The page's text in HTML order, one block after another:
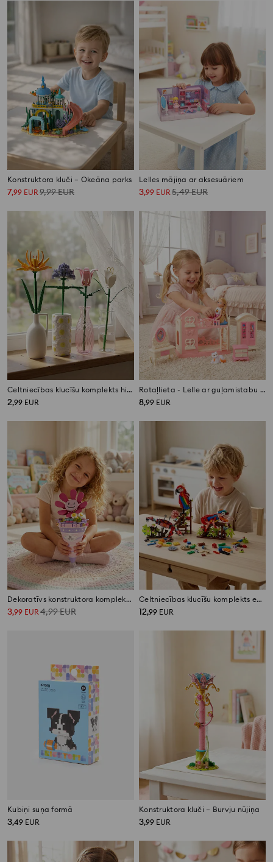
Konstruktora kluči – Okeāna parks
7,99 EUR9,99EUR
Lelles mājiņa ar aksesuāriem
3,99 EUR5,49EUR
Celtniecības klucīšu komplekts hiacinte
2,99 EUR
Rotaļlieta - Lelle ar guļamistabu un piederumiem
8,99 EUR
Dekoratīvs konstruktora komplekts konusa formā ar ziediem
3,99 EUR4,99EUR
Celtniecības klucīšu komplekts eksotiski dzīvnieki 3 in 1
12,99 EUR
Kubiņi suņa formā
3,49 EUR
Konstruktora kluči – Burvju nūjiņa
3,99 EUR